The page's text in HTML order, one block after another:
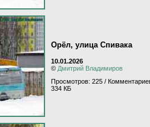
Орёл, улица Спивака
10.01.2026
© Дмитрий Владимиров
Просмотров: 225 /
334 КБ